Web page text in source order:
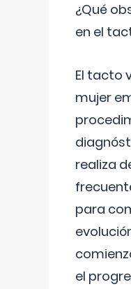
¿Qué
en el
El tacto
mujer
realiza
para
el